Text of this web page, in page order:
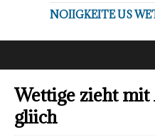
NOIIGKEITE US
Wettige zieht
gliich